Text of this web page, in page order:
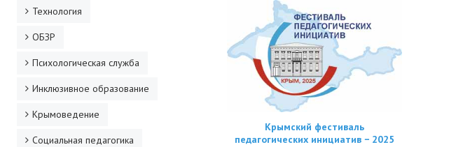
Технология
ОБЗР
Психологическая служба
Инклюзивное образование
Крымоведение
Социальная педагогика
Крымский фестиваль
педагогических инициатив − 2025